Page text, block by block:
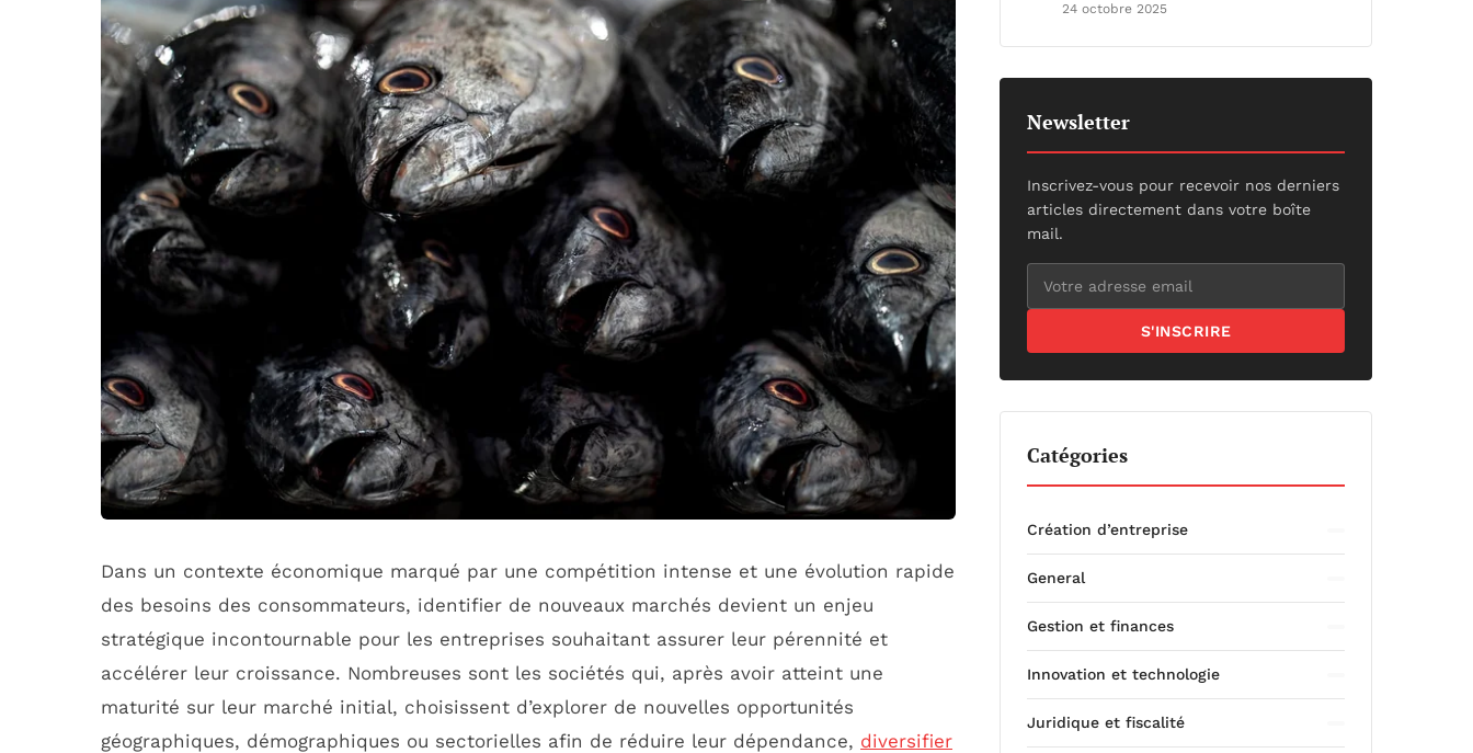
Dans un contexte économique marqué par une compétition intense et une évolution rapide
des besoins des consommateurs, identifier de nouveaux marchés devient un enjeu
stratégique incontournable pour les entreprises souhaitant assurer leur pérennité et
accélérer leur croissance. Nombreuses sont les sociétés qui, après avoir atteint une
maturité sur leur marché initial, choisissent d’explorer de nouvelles opportunités
géographiques, démographiques ou sectorielles afin de réduire leur dépendance, diversifier
24 octobre 2025
Newsletter
Inscrivez-vous pour recevoir nos derniers
articles directement dans votre boîte
mail.
S'INSCRIRE
Catégories
Création d’entreprise
General
Gestion et finances
Innovation et technologie
Juridique et fiscalité